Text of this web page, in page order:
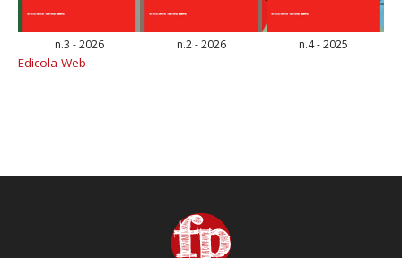
n.3 - 2026 n.2 - 2026 n.4 - 2025
Edicola Web